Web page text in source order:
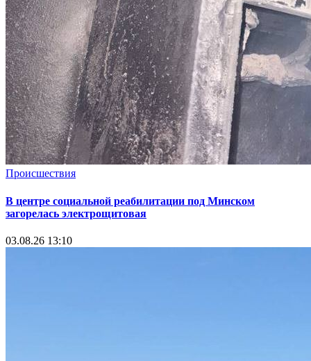
Происшествия
В центре социальной реабилитации под Минском
загорелась электрощитовая
03.08.26 13:10